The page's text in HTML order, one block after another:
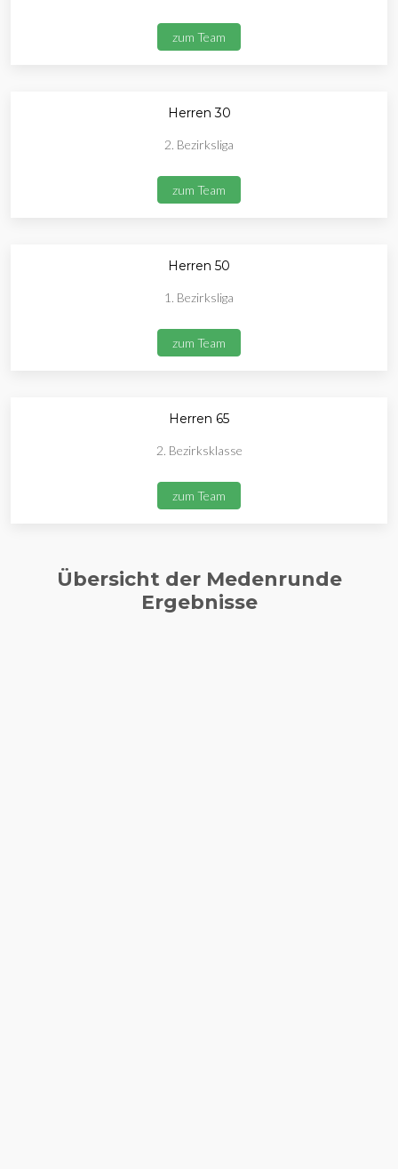
zum Team
Herren 30
2. Bezirksliga
zum Team
Herren 50
1. Bezirksliga
zum Team
Herren 65
2. Bezirksklasse
zum Team
Übersicht der Medenrunde
Ergebnisse